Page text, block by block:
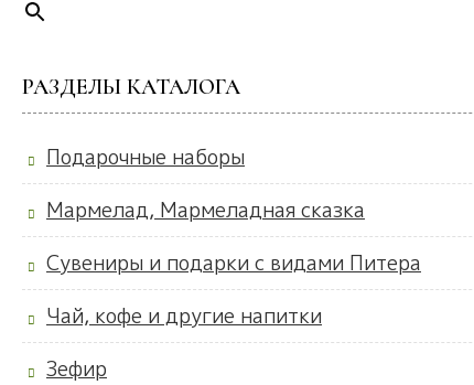
РАЗДЕЛЫ КАТАЛОГА
Подарочные наборы
Мармелад, Мармеладная сказка
Сувениры и подарки с видами Питера
Чай, кофе и другие напитки
Зефир